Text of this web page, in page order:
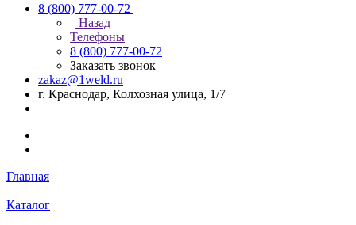
8 (800) 777-00-72
Назад
Телефоны
8 (800) 777-00-72
Заказать звонок
zakaz@1weld.ru
г. Краснодар, Колхозная улица, 1/7
Главная
Каталог